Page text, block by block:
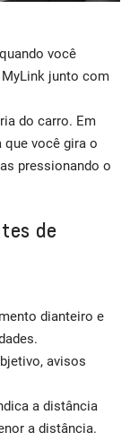
você
junto com
do carro. Em
que você gira o
pressionando o
de
dianteiro e
avisos
a distância
a distância.